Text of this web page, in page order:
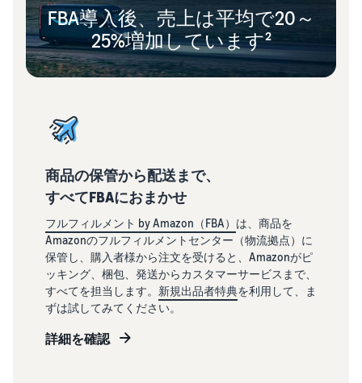
FBA導入後、売上は平均で20～
25%増加しています²
商品の保管から配送まで、
すべてFBAにおまかせ
フルフィルメント by Amazon（FBA） は、商品を
Amazonのフルフィルメントセンター（物流拠点）に
保管し、購入者様から注文を受けると、Amazonがピ
ッキング、梱包、発送からカスタマーサービスまで、
すべてを担当します。 新規出品者特典を利用して、ま
ずは試してみてください。
詳細を確認